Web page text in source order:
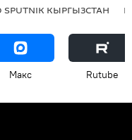
КЫРГЫЗСТАН
Макс Rutube